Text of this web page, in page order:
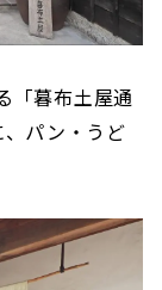
「暮布土屋通
パン・うど